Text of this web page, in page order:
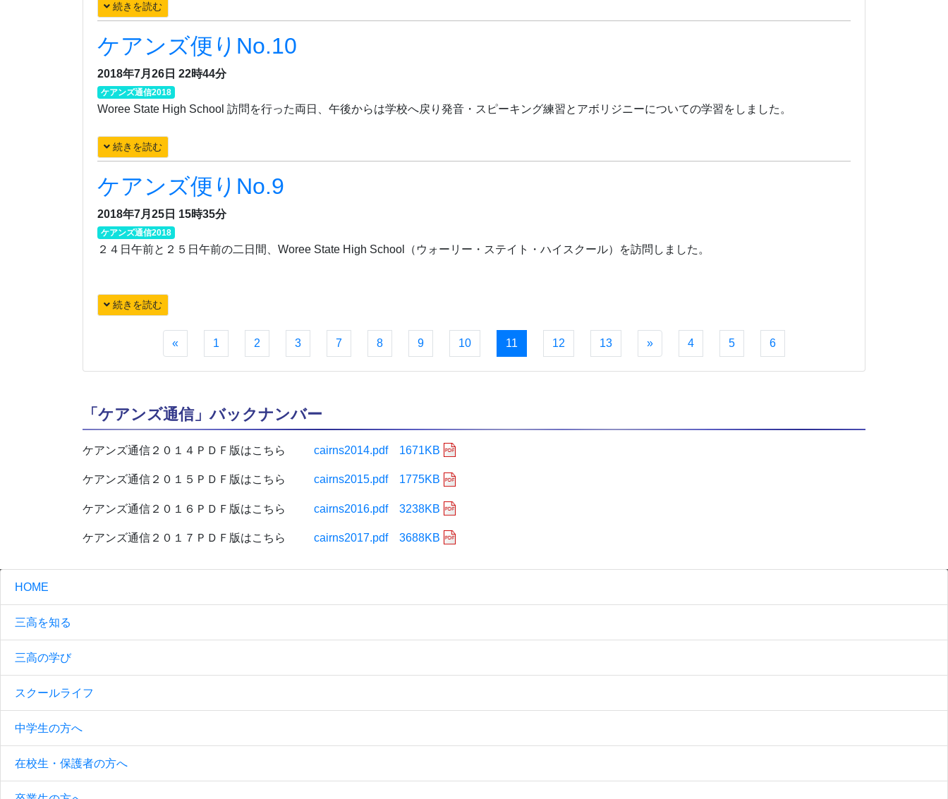
続きを読む
ケアンズ便りNo.10
2018年7月26日 22時44分
ケアンズ通信2018
Woree State High School 訪問を行った両日、午後からは学校へ戻り発音・スピーキング練習とアボリジニーについての学習をしました。
続きを読む
ケアンズ便りNo.9
2018年7月25日 15時35分
ケアンズ通信2018
２４日午前と２５日午前の二日間、Woree State High School（ウォーリー・ステイト・ハイスクール）を訪問しました。
続きを読む
« 1 2 3 4 5 6
7 8 9 10 11 12 13 »
「ケアンズ通信」バックナンバー
ケアンズ通信２０１４ＰＤＦ版はこちら cairns2014.pdf 1671KB
ケアンズ通信２０１５ＰＤＦ版はこちら cairns2015.pdf 1775KB
ケアンズ通信２０１６ＰＤＦ版はこちら cairns2016.pdf 3238KB
ケアンズ通信２０１７ＰＤＦ版はこちら cairns2017.pdf 3688KB
HOME
三高を知る
三高の学び
スクールライフ
中学生の方へ
在校生・保護者の方へ